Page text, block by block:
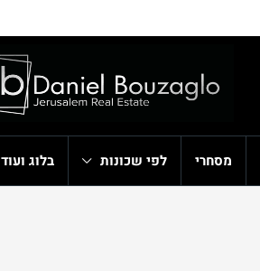
מסחרי לפי שכונות בלוג ועוד